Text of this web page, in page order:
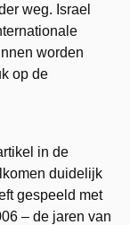
weg. Israel
worden
op de
in de
duidelijk
gespeeld met
– de jaren van